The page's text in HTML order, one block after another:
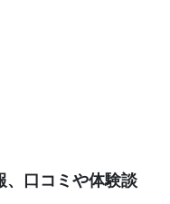
、口コミや体験談